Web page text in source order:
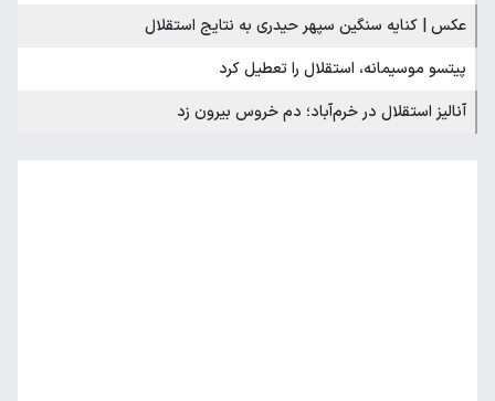
عکس | کنایه سنگین سپهر حیدری به نتایج استقلال
پیتسو موسیمانه، استقلال را تعطیل کرد
آنالیز استقلال در خرم‌آباد؛ دم خروس بیرون زد